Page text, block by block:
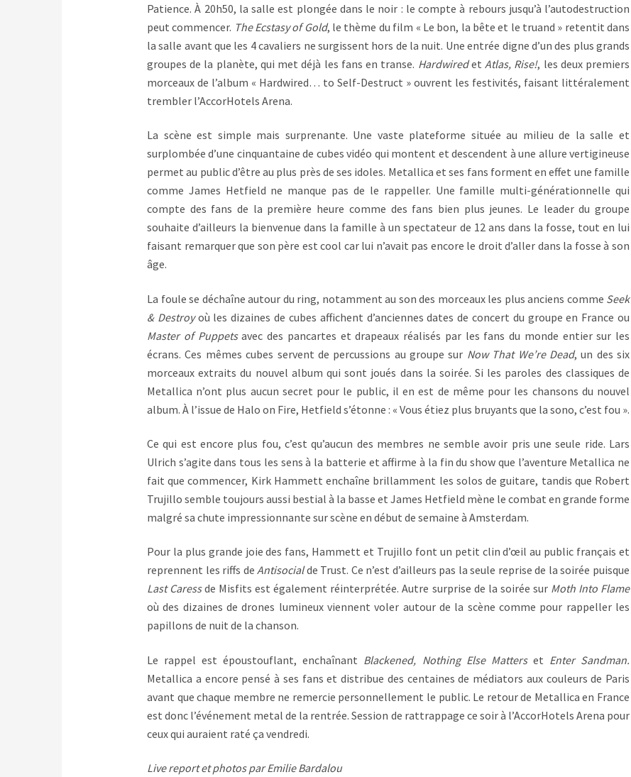
Patience. À 20h50, la salle est plongée dans le noir : le compte à rebours jusqu’à l’autodestruction
peut commencer. The Ecstasy of Gold, le thème du film « Le bon, la bête et le truand » retentit dans
la salle avant que les 4 cavaliers ne surgissent hors de la nuit. Une entrée digne d’un des plus grands
groupes de la planète, qui met déjà les fans en transe. Hardwiredet Atlas, Rise!, les deux premiers
morceaux de l’album « Hardwired… to Self-Destruct » ouvrent les festivités, faisant littéralement
trembler l’AccorHotels Arena.
La scène est simple mais surprenante. Une vaste plateforme située au milieu de la salle et
surplombée d’une cinquantaine de cubes vidéo qui montent et descendent à une allure vertigineuse
permet au public d’être au plus près de ses idoles. Metallica et ses fans forment en effet une famille
comme James Hetfield ne manque pas de le rappeller. Une famille multi-générationnelle qui
compte des fans de la première heure comme des fans bien plus jeunes. Le leader du groupe
souhaite d’ailleurs la bienvenue dans la famille à un spectateur de 12 ans dans la fosse, tout en lui
faisant remarquer que son père est cool car lui n’avait pas encore le droit d’aller dans la fosse à son
âge.
La foule se déchaîne autour du ring, notamment au son des morceaux les plus anciens comme Seek
& Destroyoù les dizaines de cubes affichent d’anciennes dates de concert du groupe en France ou
Master of Puppetsavec des pancartes et drapeaux réalisés par les fans du monde entier sur les
écrans. Ces mêmes cubes servent de percussions au groupe sur Now That We’re Dead, un des six
morceaux extraits du nouvel album qui sont joués dans la soirée. Si les paroles des classiques de
Metallica n’ont plus aucun secret pour le public, il en est de même pour les chansons du nouvel
album. À l’issue de Halo on Fire, Hetfield s’étonne : « Vous étiez plus bruyants que la sono, c’est fou ».
Ce qui est encore plus fou, c’est qu’aucun des membres ne semble avoir pris une seule ride. Lars
Ulrich s’agite dans tous les sens à la batterie et affirme à la fin du show que l’aventure Metallica ne
fait que commencer, Kirk Hammett enchaîne brillamment les solos de guitare, tandis que Robert
Trujillo semble toujours aussi bestial à la basse et James Hetfield mène le combat en grande forme
malgré sa chute impressionnante sur scène en début de semaine à Amsterdam.
Pour la plus grande joie des fans, Hammett et Trujillo font un petit clin d’œil au public français et
reprennent les riffs deAntisocialde Trust. Ce n’est d’ailleurs pas la seule reprise de la soirée puisque
Last Caressde Misfits est également réinterprétée. Autre surprise de la soirée sur Moth Into Flame
où des dizaines de drones lumineux viennent voler autour de la scène comme pour rappeller les
papillons de nuit de la chanson.
Le rappel est époustouflant, enchaînant Blackened, Nothing Else Matters et Enter Sandman.
Metallica a encore pensé à ses fans et distribue des centaines de médiators aux couleurs de Paris
avant que chaque membre ne remercie personnellement le public. Le retour de Metallica en France
est donc l’événement metal de la rentrée. Session de rattrappage ce soir à l’AccorHotels Arena pour
ceux qui auraient raté ça vendredi.
Live report et photos par Emilie Bardalou